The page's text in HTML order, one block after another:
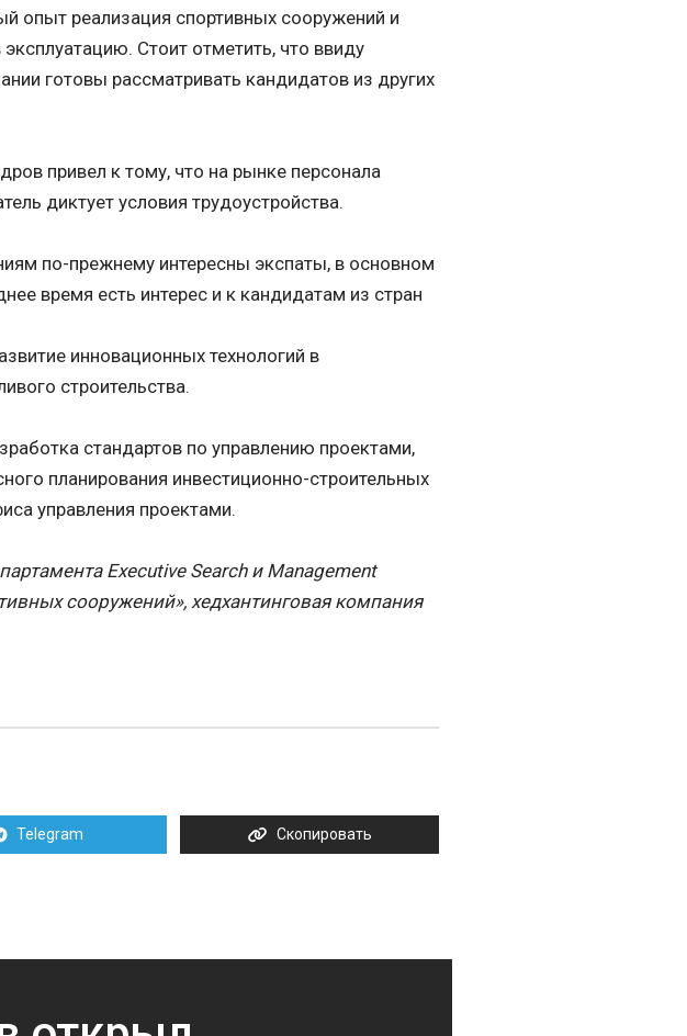
опыт реализация спортивных сооружений и
Стоит отметить, что ввиду
готовы рассматривать кандидатов из других
привел к тому, что на рынке персонала
диктует условия трудоустройства.
по-прежнему интересны экспаты, в основном
время есть интерес и к кандидатам из стран
инновационных технологий в
строительства.
стандартов по управлению проектами,
планирования инвестиционно-строительных
управления проектами.
Executive Search и Management
сооружений», хедхантинговая компания
Telegram Скопировать